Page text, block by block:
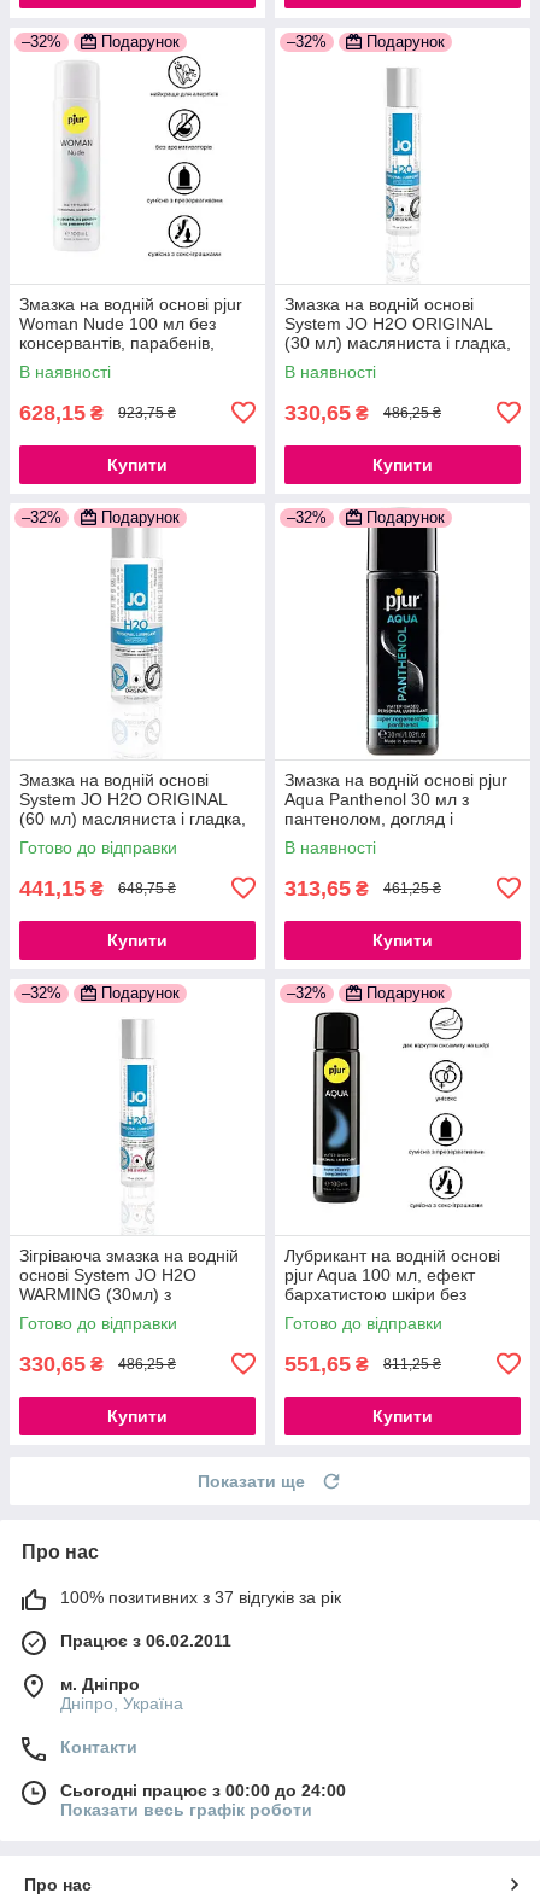
–32% Подарунок
Змазка на водній основі pjur
Woman Nude 100 мл без
консервантів, парабенів,
гліцерину 777Store.com.ua
В наявності
628,15 ₴ 923,75 ₴
Купити
–32% Подарунок
Змазка на водній основі
System JO H2O ORIGINAL
(30 мл) масляниста і гладка,
рослинний гліцерин
777Store.com.ua
В наявності
330,65 ₴ 486,25 ₴
Купити
–32% Подарунок
Змазка на водній основі
System JO H2O ORIGINAL
(60 мл) масляниста і гладка,
рослинний гліцерин
777Store.com.ua
Готово до відправки
441,15 ₴ 648,75 ₴
Купити
–32% Подарунок
Змазка на водній основі pjur
Aqua Panthenol 30 мл з
пантенолом, догляд і
зволоження 777Store.com.ua
В наявності
313,65 ₴ 461,25 ₴
Купити
–32% Подарунок
Зігріваюча змазка на водній
основі System JO H2O
WARMING (30мл) з
екстрактом м'яти перцевої
777Store.com.ua
Готово до відправки
330,65 ₴ 486,25 ₴
Купити
–32% Подарунок
Лубрикант на водній основі
pjur Aqua 100 мл, ефект
бархатистою шкіри без
прилипання 777Store.com.ua
Готово до відправки
551,65 ₴ 811,25 ₴
Купити
Показати ще
Про нас
100% позитивних з 37 відгуків за рік
Працює з 06.02.2011
м. Дніпро
Дніпро, Україна
Контакти
Сьогодні працює з 00:00 до 24:00
Показати весь графік роботи
Про нас